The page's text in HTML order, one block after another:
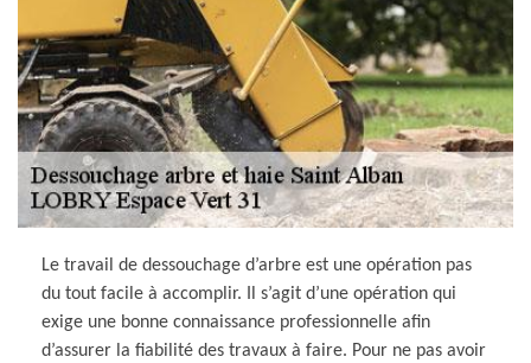
Le travail de dessouchage d’arbre est une opération pas
du tout facile à accomplir. Il s’agit d’une opération qui
exige une bonne connaissance professionnelle afin
d’assurer la fiabilité des travaux à faire. Pour ne pas avoir